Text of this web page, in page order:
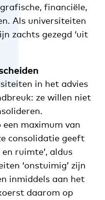
financiële,
Als universiteiten
zachts gezegd ‘uit
in het advies
ze willen niet
maximum van
consolidatie geeft
ruimte’, aldus
‘onstuimig’ zijn
inmiddels aan het
daarom op